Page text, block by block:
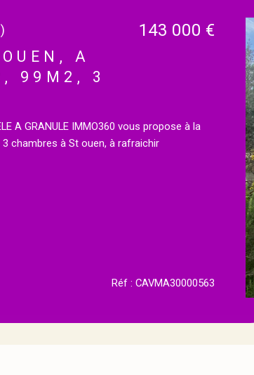
A
99M2, 3
143 000 €
A GRANULE IMMO360 vous propose à la
chambres à St ouen, à rafraichir
Réf : CAVMA30000563